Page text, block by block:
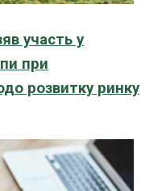
участь у
при
розвитку ринку